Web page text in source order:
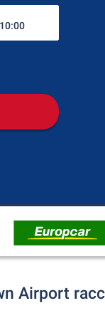
Luogo
Airport